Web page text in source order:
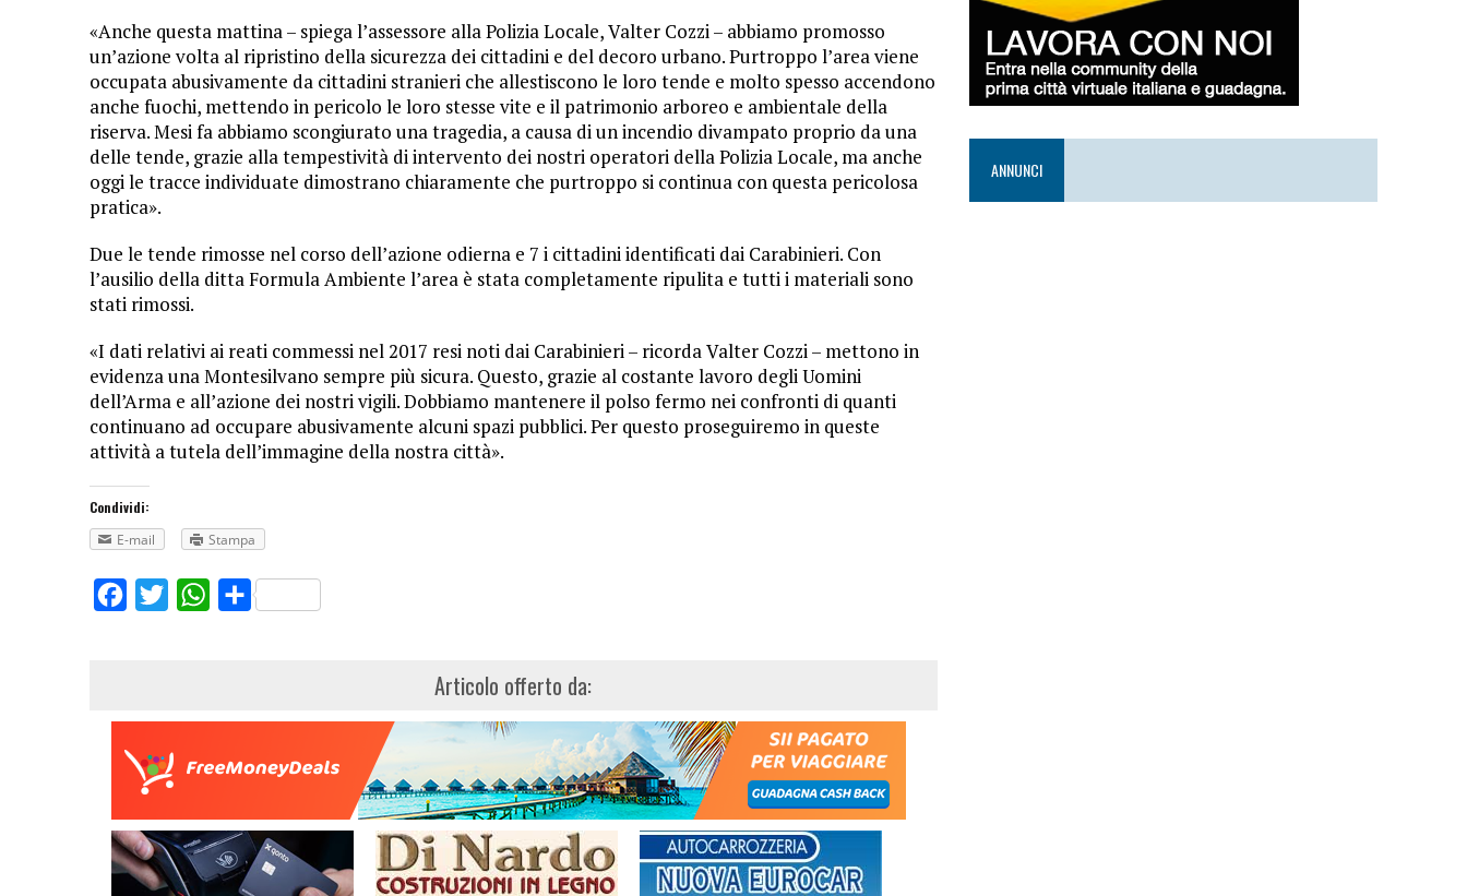
«Anche questa mattina – spiega l’assessore alla Polizia Locale, Valter Cozzi – abbiamo promosso
un’azione volta al ripristino della sicurezza dei cittadini e del decoro urbano. Purtroppo l’area viene
occupata abusivamente da cittadini stranieri che allestiscono le loro tende e molto spesso accendono
anche fuochi, mettendo in pericolo le loro stesse vite e il patrimonio arboreo e ambientale della
riserva. Mesi fa abbiamo scongiurato una tragedia, a causa di un incendio divampato proprio da una
delle tende, grazie alla tempestività di intervento dei nostri operatori della Polizia Locale, ma anche
oggi le tracce individuate dimostrano chiaramente che purtroppo si continua con questa pericolosa
pratica».
Due le tende rimosse nel corso dell’azione odierna e 7 i cittadini identificati dai Carabinieri. Con
l’ausilio della ditta Formula Ambiente l’area è stata completamente ripulita e tutti i materiali sono
stati rimossi.
«I dati relativi ai reati commessi nel 2017 resi noti dai Carabinieri – ricorda Valter Cozzi – mettono in
evidenza una Montesilvano sempre più sicura. Questo, grazie al costante lavoro degli Uomini
dell’Arma e all’azione dei nostri vigili. Dobbiamo mantenere il polso fermo nei confronti di quanti
continuano ad occupare abusivamente alcuni spazi pubblici. Per questo proseguiremo in queste
attività a tutela dell’immagine della nostra città».
Condividi:
E-mail
Stampa
FacebookTwitterWhatsApp
Share
Articolo offerto da:
ANNUNCI